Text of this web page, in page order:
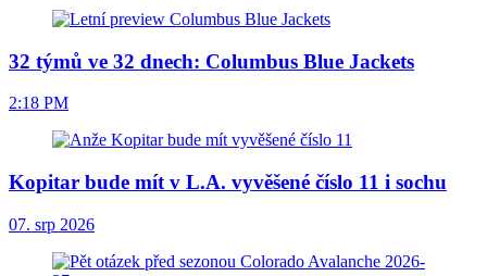
32 týmů ve 32 dnech: Columbus Blue Jackets
2:18 PM
Kopitar bude mít v L.A. vyvěšené číslo 11 i sochu
07. srp 2026